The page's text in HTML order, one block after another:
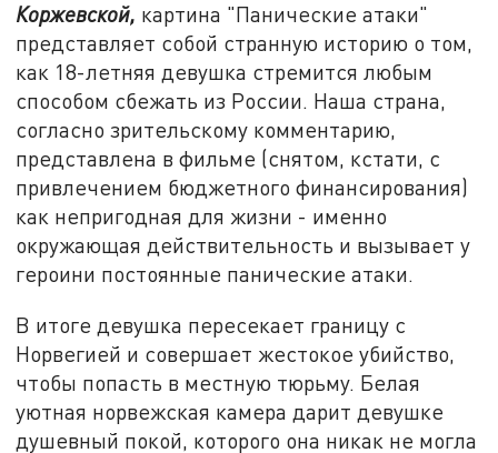
Коржевской, картина "Панические атаки"
представляет собой странную историю о том,
как 18-летняя девушка стремится любым
способом сбежать из России. Наша страна,
согласно зрительскому комментарию,
представлена в фильме (снятом, кстати, с
привлечением бюджетного финансирования)
как непригодная для жизни - именно
окружающая действительность и вызывает у
героини постоянные панические атаки.
В итоге девушка пересекает границу с
Норвегией и совершает жестокое убийство,
чтобы попасть в местную тюрьму. Белая
уютная норвежская камера дарит девушке
душевный покой, которого она никак не могла